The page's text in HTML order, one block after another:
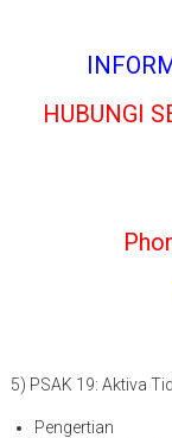
HUBUNGI
5) PSAK 19: Aktiva
Pengertian